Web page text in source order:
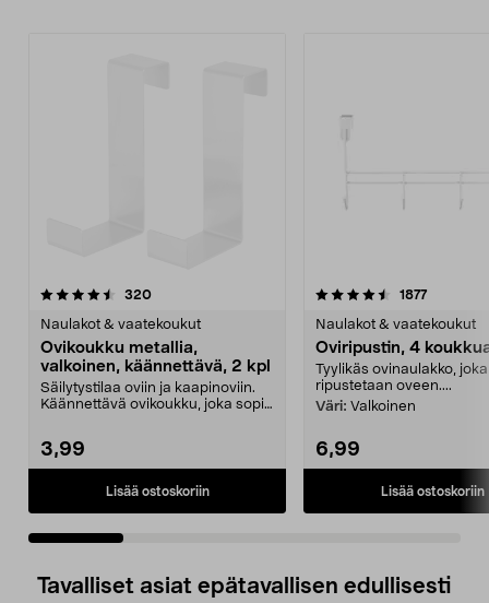
320arvostelut
Naulakot & vaatekoukut
Ovikoukku metallia,
valkoinen, käännettävä, 2 kpl
Säilytystilaa oviin ja kaapinoviin.
Käännettävä ovikoukku, joka sopii
3,99
Lisää ostoskoriin
4.5 viidestä
1877arvostelut
Naulakot & vaatekoukut
Oviripustin, 4
Tyylikäs ovinaulakko, joka
ripustetaan oveen....
Väri: Valkoinen
6,99
Lisää ostoskoriin
4.5 viidestä
Tavalliset asiat epätavallisen edullisesti